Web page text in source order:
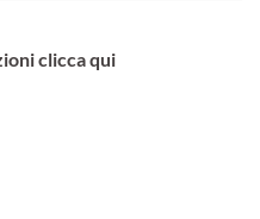
clicca qui